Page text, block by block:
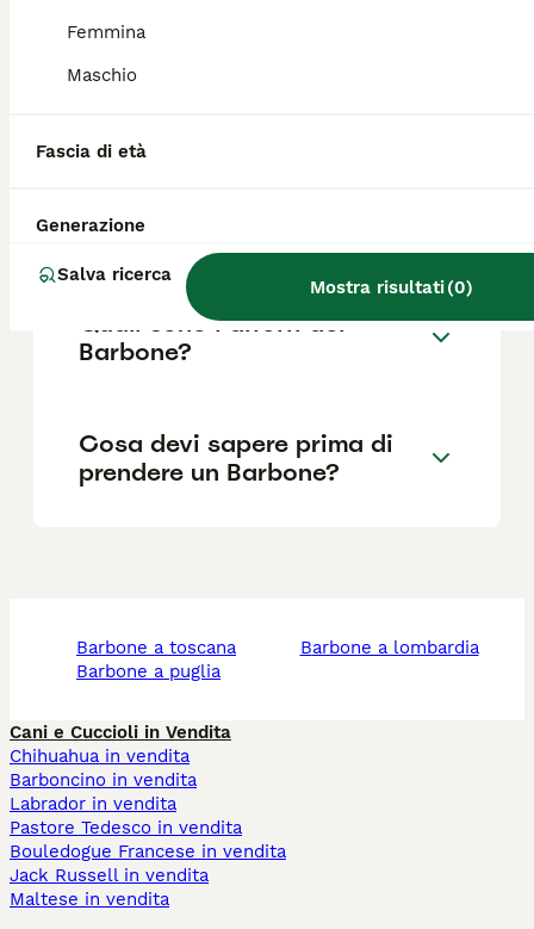
Femmina
Maschio
Fascia di età
Generazione
Salva ricerca
Mostra risultati(0)
Quanto dura la vita di un
Barbone?
Quali sono i difetti del
Barbone?
Cosa devi sapere prima di
prendere un Barbone?
barbone a toscana
barbone a puglia
barbone a lombardia
Cani e Cuccioli in Vendita
Chihuahua in vendita
Barboncino in vendita
Labrador in vendita
Pastore Tedesco in vendita
Bouledogue Francese in vendita
Jack Russell in vendita
Maltese in vendita